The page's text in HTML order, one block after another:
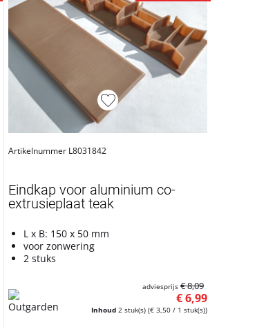
Artikelnummer L8031842
Eindkap voor aluminium co-
extrusieplaat teak
L x B: 150 x 50 mm
voor zonwering
2 stuks
Inhoud 2 stuk(s) (€ 3,50 / 1 stuk(s))
€ 6,99
adviesprijs € 8,09